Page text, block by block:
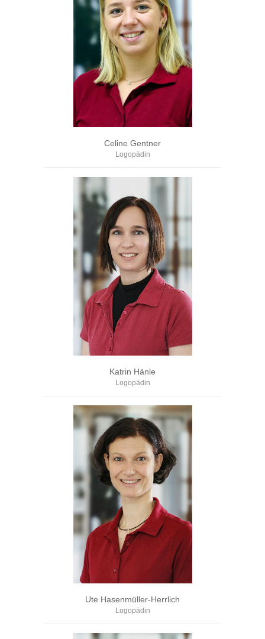
Celine Gentner
Logopädin
Katrin Hänle
Logopädin
Ute Hasenmüller-Herrlich
Logopädin